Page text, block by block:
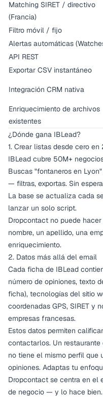
Matching SIRET / directivo
(Francia)
Filtro móvil / fijo
Alertas automáticas
API REST
Exportar CSV instantáneo
Integración CRM nativa
Enriquecimiento de archivos
existentes
¿Dónde gana IBLead?
1. Crear listas desde cero en
IBLead cubre 50M+
Buscas "fontaneros en
— filtras, exportas. Sin
La base se actualiza cada
lanzar un solo script.
Dropcontact no puede
nombre, un apellido, una
enriquecimiento.
2. Datos más allá del email
Cada ficha de IBLead
número de opiniones, texto
ficha), tecnologías del sitio
coordenadas GPS, SIRET y
empresas francesas.
Estos datos permiten
contactarlos. Un
no tiene el mismo perfil que
opiniones. Adaptas tu
Dropcontact se centra en el
de negocio — y lo hace